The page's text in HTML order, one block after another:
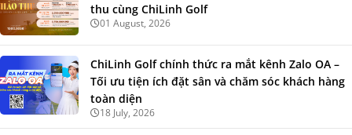
thu cùng ChiLinh Golf
01 August, 2026
ChiLinh Golf chính thức ra mắt kênh Zalo OA –
Tối ưu tiện ích đặt sân và chăm sóc khách hàng
toàn diện
18 July, 2026